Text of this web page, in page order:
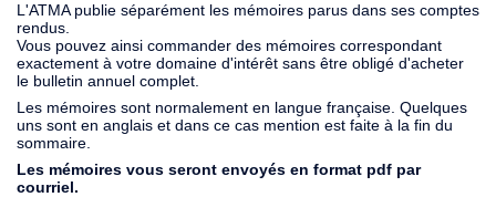
L'ATMA publie séparément les mémoires parus dans ses comptes
rendus.
Vous pouvez ainsi commander des mémoires correspondant
exactement à votre domaine d'intérêt sans être obligé d'acheter
le bulletin annuel complet.
Les mémoires sont normalement en langue française. Quelques
uns sont en anglais et dans ce cas mention est faite à la fin du
sommaire.
Les mémoires vous seront envoyés en format pdf par
courriel.